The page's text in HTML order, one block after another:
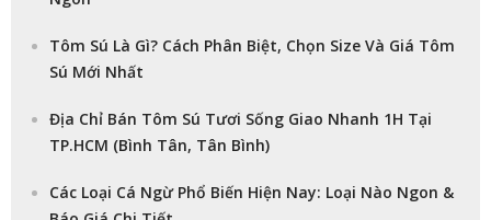
Tôm Sú Là Gì? Cách Phân Biệt, Chọn Size Và Giá Tôm
Sú Mới Nhất
Địa Chỉ Bán Tôm Sú Tươi Sống Giao Nhanh 1H Tại
TP.HCM (Bình Tân, Tân Bình)
Các Loại Cá Ngừ Phổ Biến Hiện Nay: Loại Nào Ngon &